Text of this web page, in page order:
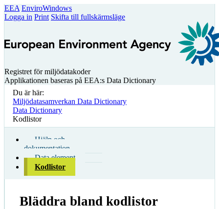
EEA EnviroWindows
Logga in Print Skifta till fullskärmsläge
Registret för miljödatakoder
Applikationen baseras på EEA:s Data Dictionary
Du är här:
Miljödatasamverkan Data Dictionary
Data Dictionary
Kodlistor
Hjälp och
dokumentation
Data element
Kodlistor
Bläddra bland kodlistor